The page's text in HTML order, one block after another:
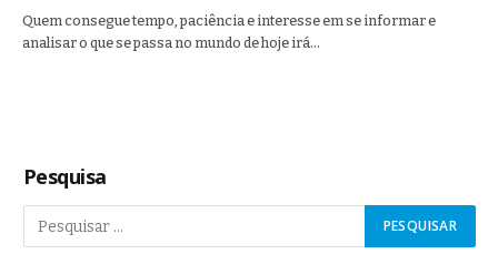
Quem consegue tempo, paciência e interesse em se informar e
analisar o que se passa no mundo de hoje irá…
Pesquisa